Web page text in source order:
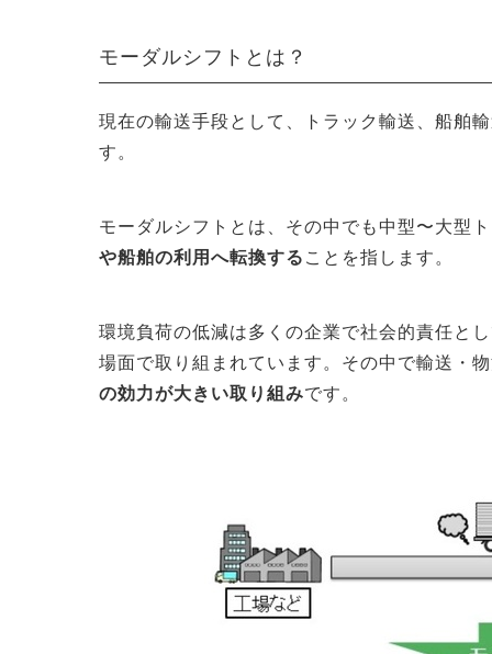
モーダルシフトとは？
現在の輸送手段として、トラック輸送、船舶
す。
モーダルシフトとは、その中でも中型〜大型
や船舶の利用へ転換する ことを指します。
環境負荷の低減は多くの企業で社会的責任と
場面で取り組まれています。その中で輸送・
の効力が大きい取り組みです。